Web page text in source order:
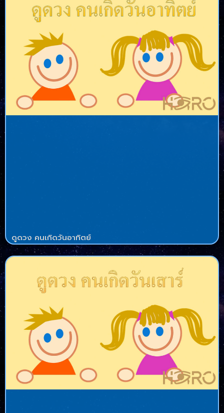
ดูดวง คนเกิดวันอาทิตย์